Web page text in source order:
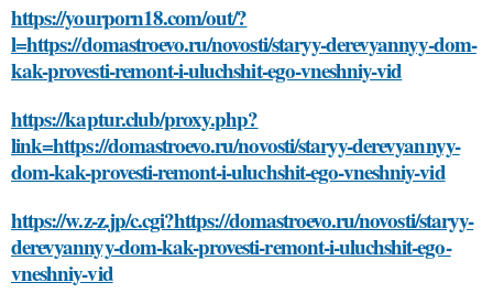
https://yourporn18.com/out/?
l=https://domastroevo.ru/novosti/staryy-derevyannyy-dom-
kak-provesti-remont-i-uluchshit-ego-vneshniy-vid
https://kaptur.club/proxy.php?
link=https://domastroevo.ru/novosti/staryy-derevyannyy-
dom-kak-provesti-remont-i-uluchshit-ego-vneshniy-vid
https://w.z-z.jp/c.cgi?https://domastroevo.ru/novosti/staryy-
derevyannyy-dom-kak-provesti-remont-i-uluchshit-ego-
vneshniy-vid